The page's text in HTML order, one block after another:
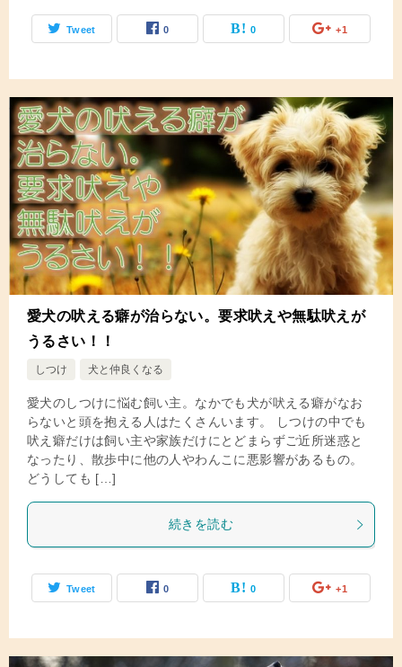
Tweet 0 0 +1
愛犬の吠える癖が治らない。要求吠えや無駄吠えが
うるさい！！
しつけ 犬と仲良くなる
愛犬のしつけに悩む飼い主。なかでも犬が吠える癖がなお
らないと頭を抱える人はたくさんいます。 しつけの中でも
吠え癖だけは飼い主や家族だけにとどまらずご近所迷惑と
なったり、散歩中に他の人やわんこに悪影響があるもの。
どうしても […]
続きを読む
Tweet 0 0 +1